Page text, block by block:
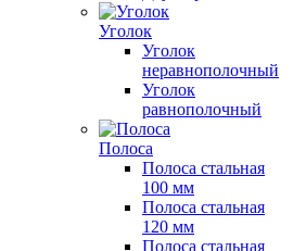
Уголок
Уголок
неравнополочный
Уголок
равнополочный
Полоса
Полоса стальная
100 мм
Полоса стальная
120 мм
Полоса стальная